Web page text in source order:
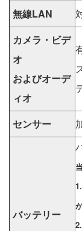
無線LAN
カメラ・ビデ
オ
およびオーデ
ィオ
センサー
バッテリー